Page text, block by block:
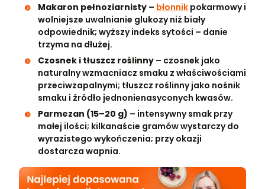
Makaron pełnoziarnisty – błonnik pokarmowy i
wolniejsze uwalnianie glukozy niż biały
odpowiednik; wyższy indeks sytości – danie
trzyma na dłużej.
Czosnek i tłuszcz roślinny – czosnek jako
naturalny wzmacniacz smaku z właściwościami
przeciwzapalnymi; tłuszcz roślinny jako nośnik
smaku i źródło jednonienasyconych kwasów.
Parmezan (15–20 g) – intensywny smak przy
małej ilości; kilkanaście gramów wystarczy do
wyrazistego wykończenia; przy okazji
dostarcza wapnia.